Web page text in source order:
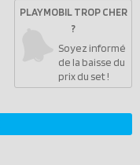
PLAYMOBIL TROP CHER
?
Soyez informé
de la baisse du
prix du set !